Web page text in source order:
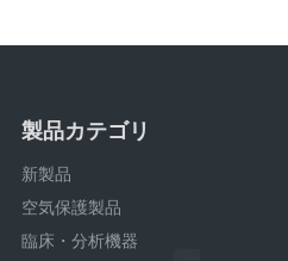
製品カテゴリ
新製品
空気保護製品
臨床・分析機器